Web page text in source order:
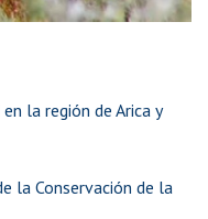
la región de Arica y
la Conservación de la